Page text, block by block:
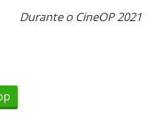
Durante o CineOP 2021